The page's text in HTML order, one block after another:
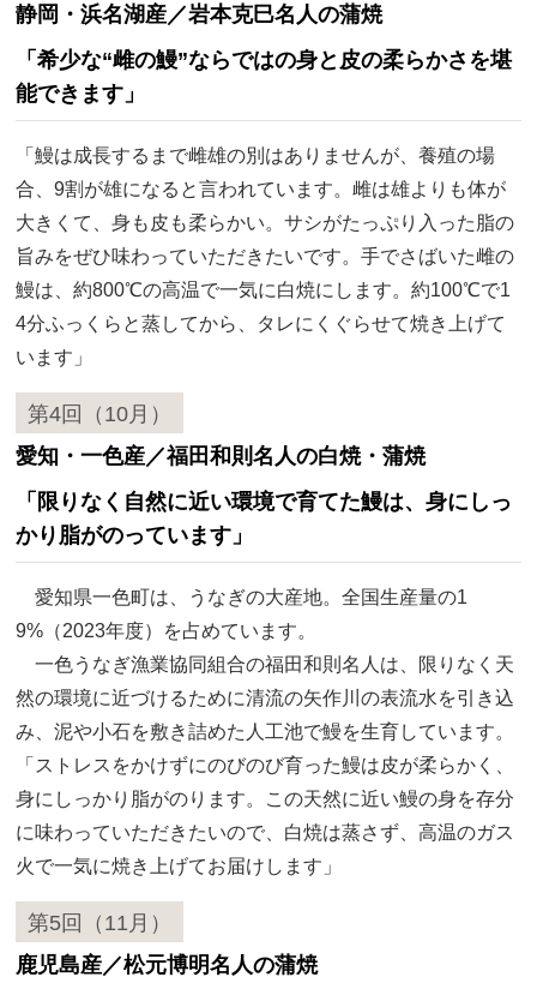
静岡・浜名湖産／岩本克巳名人の蒲焼
「希少な“雌の鰻”ならではの身と皮の柔らかさを堪
能できます」
「鰻は成長するまで雌雄の別はありませんが、養殖の場
合、9割が雄になると言われています。雌は雄よりも体が
大きくて、身も皮も柔らかい。サシがたっぷり入った脂の
旨みをぜひ味わっていただきたいです。手でさばいた雌の
鰻は、約800℃の高温で一気に白焼にします。約100℃で1
4分ふっくらと蒸してから、タレにくぐらせて焼き上げて
います」
第4回（10月）
愛知・一色産／福田和則名人の白焼・蒲焼
「限りなく自然に近い環境で育てた鰻は、身にしっ
かり脂がのっています」
愛知県一色町は、うなぎの大産地。全国生産量の1
9%（2023年度）を占めています。
一色うなぎ漁業協同組合の福田和則名人は、限りなく天
然の環境に近づけるために清流の矢作川の表流水を引き込
み、泥や小石を敷き詰めた人工池で鰻を生育しています。
「ストレスをかけずにのびのび育った鰻は皮が柔らかく、
身にしっかり脂がのります。この天然に近い鰻の身を存分
に味わっていただきたいので、白焼は蒸さず、高温のガス
火で一気に焼き上げてお届けします」
第5回（11月）
鹿児島産／松元博明名人の蒲焼